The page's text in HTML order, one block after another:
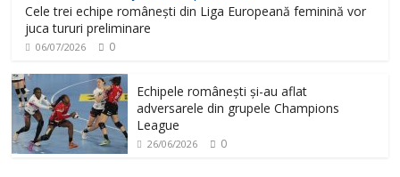
Cele trei echipe românești din Liga Europeană feminină vor
juca tururi preliminare
06/07/2026 0
Echipele românești și-au aflat
adversarele din grupele Champions
League
26/06/2026 0